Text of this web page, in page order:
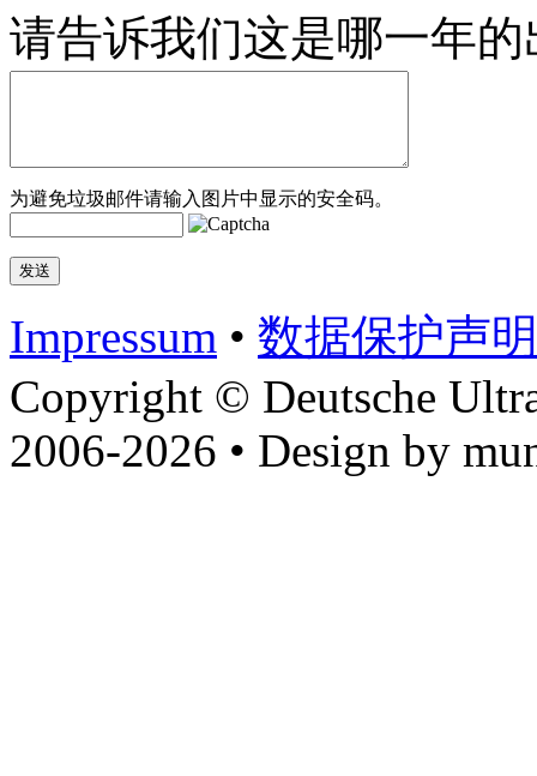
请告诉我们这是哪一年
为避免垃圾邮件请输入图片中显示的安全码。
Impressum • 数据​保护​声明
Copyright © Deutsche
2006-2026 • Design by